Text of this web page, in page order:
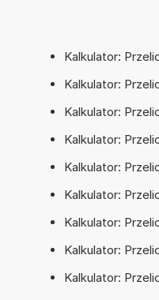
Kalkulator:
Kalkulator:
Kalkulator:
Kalkulator:
Kalkulator:
Kalkulator:
Kalkulator:
Kalkulator:
Kalkulator: